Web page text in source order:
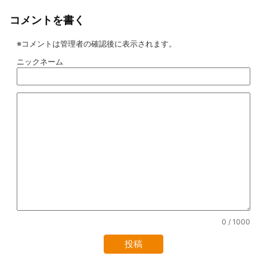
コメントを書く
※コメントは管理者の確認後に表示されます。
ニックネーム
0 / 1000